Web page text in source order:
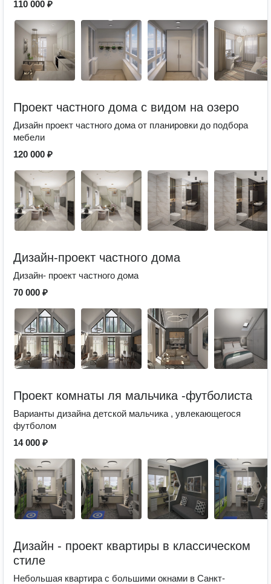
110 000 ₽
Проект частного дома с видом на озеро
Дизайн проект частного дома от планировки до подбора
мебели
120 000 ₽
Дизайн-проект частного дома
Дизайн- проект частного дома
70 000 ₽
Проект комнаты ля мальчика -футболиста
Варианты дизайна детской мальчика , увлекающегося
футболом
14 000 ₽
Дизайн - проект квартиры в классическом
стиле
Небольшая квартира с большими окнами в Санкт-